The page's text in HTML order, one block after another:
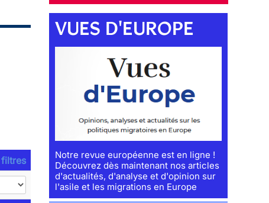
VUES D'EUROPE
Notre revue européenne est en ligne !
Découvrez dès maintenant nos articles
d'actualités, d'analyse et d'opinion sur
l'asile et les migrations en Europe